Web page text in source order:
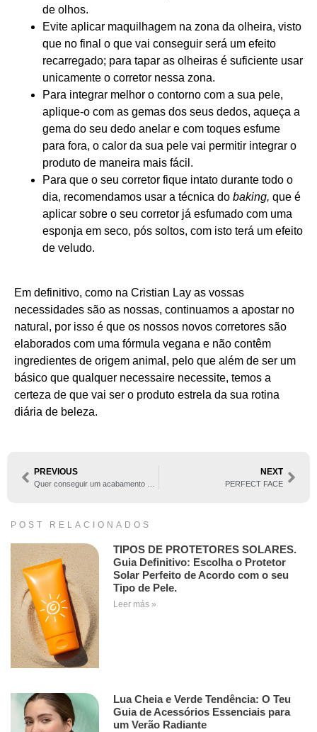
POST RELACIONADOS
TIPOS DE PROTETORES SOLARES.
Guia Definitivo: Escolha o Protetor
Solar Perfeito de Acordo com o seu
Tipo de Pele.
Leer más »
Lua Cheia e Verde Tendência: O Teu
Guia de Acessórios Essenciais para
um Verão Radiante
de olhos.
Evite aplicar maquilhagem na zona da olheira, visto
que no final o que vai conseguir será um efeito
recarregado; para tapar as olheiras é suficiente usar
unicamente o corretor nessa zona.
Para integrar melhor o contorno com a sua pele,
aplique-o com as gemas dos seus dedos, aqueça a
gema do seu dedo anelar e com toques esfume
para fora, o calor da sua pele vai permitir integrar o
produto de maneira mais fácil.
Para que o seu corretor fique intato durante todo o
dia, recomendamos usar a técnica do baking, que é
aplicar sobre o seu corretor já esfumado com uma
esponja em seco, pós soltos, com isto terá um efeito
de veludo.
Em definitivo, como na Cristian Lay as vossas
necessidades são as nossas, continuamos a apostar no
natural, por isso é que os nossos novos corretores são
elaborados com uma fórmula vegana e não contêm
ingredientes de origem animal, pelo que além de ser um
básico que qualquer necessaire necessite, temos a
certeza de que vai ser o produto estrela da sua rotina
diária de beleza.
PREVIOUS NEXT
PERFECT FACE